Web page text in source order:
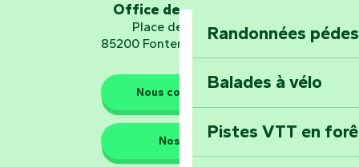
Explorez
d’orientation «
Les gardiens de la nature
Randonnées
Balades à vélo
Pistes VTT en
Office de tourisme
Place de Verdun
85200 Fontenay-le-Comte
Nous contacter
Nos QG